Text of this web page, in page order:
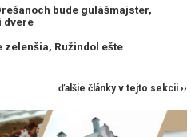
bude gulášmajster,
dvere
zelenšia, Ružindol ešte
ďalšie články v tejto sekcii ››